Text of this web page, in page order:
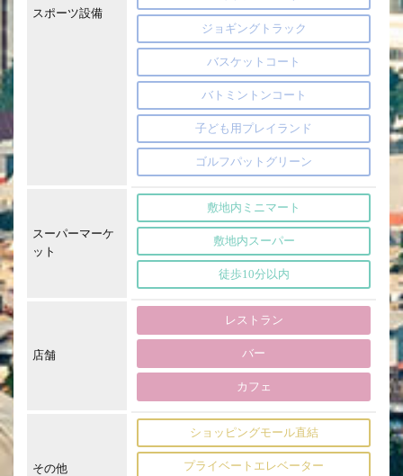
スポーツ設備
ジョギングトラック
バスケットコート
バトミントンコート
子ども用プレイランド
ゴルフパットグリーン
スーパーマーケ
ット
敷地内ミニマート
敷地内スーパー
徒歩10分以内
店舗
レストラン
バー
カフェ
その他
ショッピングモール直結
プライベートエレベーター